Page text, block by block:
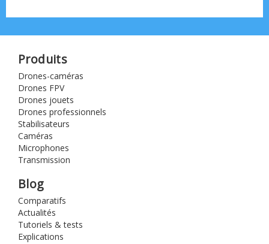
Produits
Drones-caméras
Drones FPV
Drones jouets
Drones professionnels
Stabilisateurs
Caméras
Microphones
Transmission
Blog
Comparatifs
Actualités
Tutoriels & tests
Explications